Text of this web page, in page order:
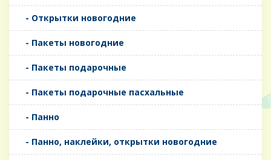
- Открытки новогодние
- Пакеты новогодние
- Пакеты подарочные
- Пакеты подарочные пасхальные
- Панно
- Панно, наклейки, открытки новогодние